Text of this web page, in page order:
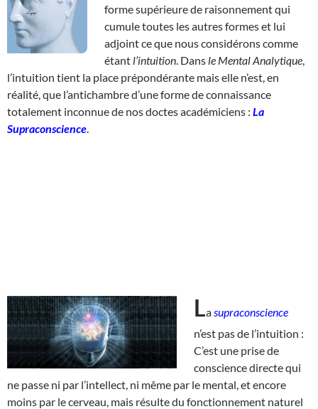
forme supérieure de raisonnement qui
cumule toutes les autres formes et lui
adjoint ce que nous considérons comme
étant l’intuition . Dans le Mental Analytique
l’intuition tient la place prépondérante mais elle n’est, en
réalité, que l’antichambre d’une forme de connaissance
totalement inconnue de nos doctes académiciens : La
Supraconscience
La supraconscience
n’est pas de l’intuition :
C’est une prise de
conscience directe qui
ne passe ni par l’intellect, ni même par le mental, et encore
moins par le cerveau, mais résulte du fonctionnement naturel